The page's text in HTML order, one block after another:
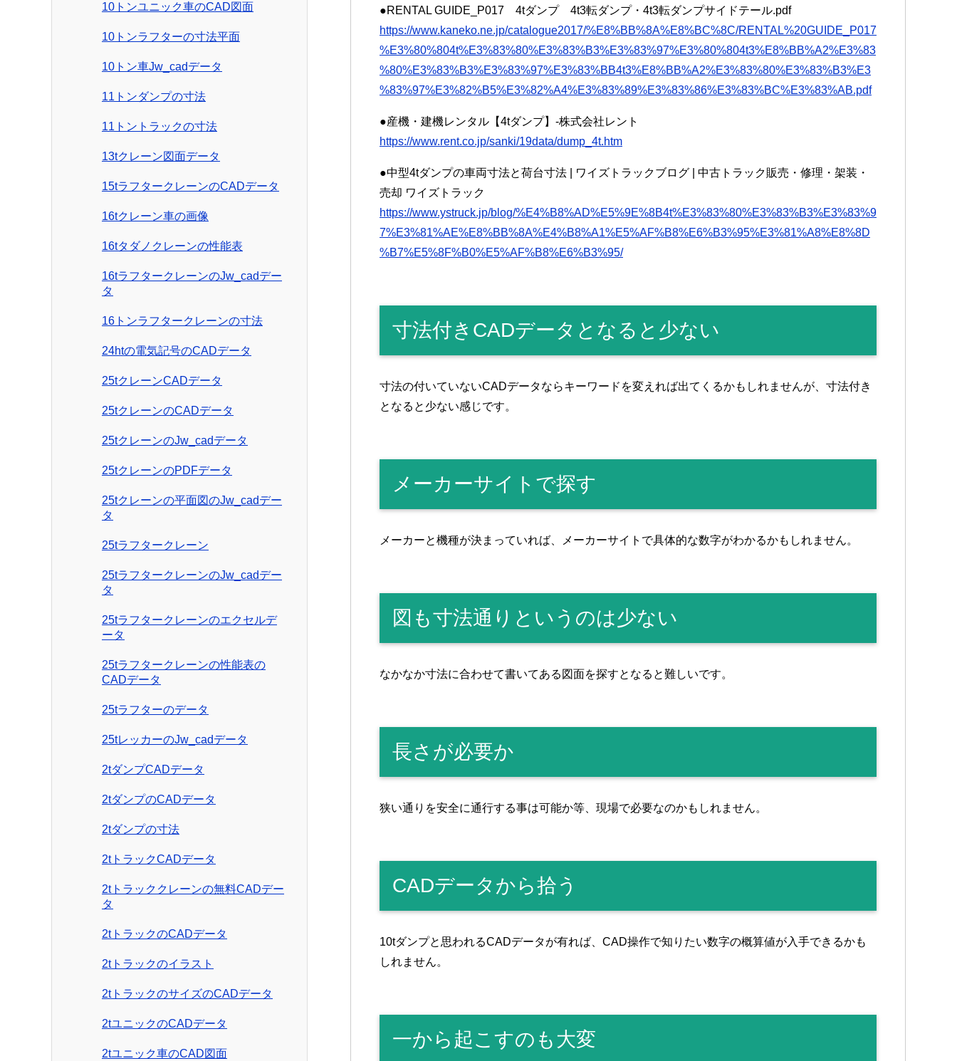
●RENTAL GUIDE_P017 4tダンプ 4t3転ダンプ・4t3転ダンプサイドテール.pdf
https://www.kaneko.ne.jp/catalogue2017/%E8%BB%8A%E8%BC%8C/RENTAL%20GUIDE_P017
%E3%80%804t%E3%83%80%E3%83%B3%E3%83%97%E3%80%804t3%E8%BB%A2%E3%83
%80%E3%83%B3%E3%83%97%E3%83%BB4t3%E8%BB%A2%E3%83%80%E3%83%B3%E3
%83%97%E3%82%B5%E3%82%A4%E3%83%89%E3%83%86%E3%83%BC%E3%83%AB.pdf
●産機・建機レンタル【4tダンプ】-株式会社レント
https://www.rent.co.jp/sanki/19data/dump_4t.htm
●中型4tダンプの車両寸法と荷台寸法 | ワイズトラックブログ | 中古トラック販売・修理・架装・
売却 ワイズトラック
https://www.ystruck.jp/blog/%E4%B8%AD%E5%9E%8B4t%E3%83%80%E3%83%B3%E3%83%9
7%E3%81%AE%E8%BB%8A%E4%B8%A1%E5%AF%B8%E6%B3%95%E3%81%A8%E8%8D
%B7%E5%8F%B0%E5%AF%B8%E6%B3%95/
寸法付きCADデータとなると少ない
寸法の付いていないCADデータならキーワードを変えれば出てくるかもしれませんが、寸法付き
となると少ない感じです。
メーカーサイトで探す
メーカーと機種が決まっていれば、メーカーサイトで具体的な数字がわかるかもしれません。
図も寸法通りというのは少ない
なかなか寸法に合わせて書いてある図面を探すとなると難しいです。
長さが必要か
狭い通りを安全に通行する事は可能か等、現場で必要なのかもしれません。
CADデータから拾う
10tダンプと思われるCADデータが有れば、CAD操作で知りたい数字の概算値が入手できるかも
しれません。
一から起こすのも大変
10トンユニック車のCAD図面
10トンラフターの寸法平面
10トン車Jw_cadデータ
11トンダンプの寸法
11トントラックの寸法
13tクレーン図面データ
15tラフタークレーンのCADデータ
16tクレーン車の画像
16tタダノクレーンの性能表
16tラフタークレーンのJw_cadデー
タ
16トンラフタークレーンの寸法
24htの電気記号のCADデータ
25tクレーンCADデータ
25tクレーンのCADデータ
25tクレーンのJw_cadデータ
25tクレーンのPDFデータ
25tクレーンの平面図のJw_cadデー
タ
25tラフタークレーン
25tラフタークレーンのJw_cadデー
タ
25tラフタークレーンのエクセルデ
ータ
25tラフタークレーンの性能表の
CADデータ
25tラフターのデータ
25tレッカーのJw_cadデータ
2tダンプCADデータ
2tダンプのCADデータ
2tダンプの寸法
2tトラックCADデータ
2tトラッククレーンの無料CADデー
タ
2tトラックのCADデータ
2tトラックのイラスト
2tトラックのサイズのCADデータ
2tユニックのCADデータ
2tユニック車のCAD図面